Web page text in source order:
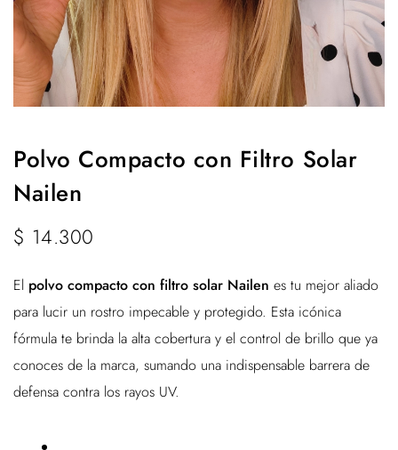
Polvo Compacto con Filtro Solar
Nailen
$ 14.300
El polvo compacto con filtro solar Nailen es tu mejor aliado
para lucir un rostro impecable y protegido. Esta icónica
fórmula te brinda la alta cobertura y el control de brillo que ya
conoces de la marca, sumando una indispensable barrera de
defensa contra los rayos UV.